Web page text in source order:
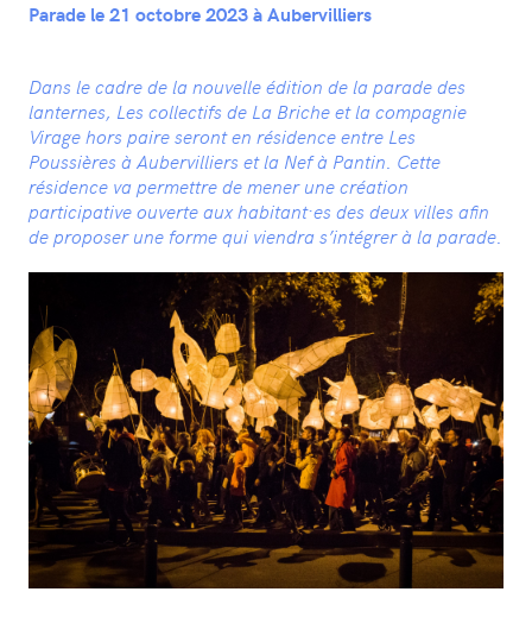
Parade le 21 octobre 2023 à Aubervilliers
Dans le cadre de la nouvelle édition de la parade des
lanternes, Les collectifs de La Briche et la compagnie
Virage hors paire seront en résidence entre Les
Poussières à Aubervilliers et la Nef à Pantin. Cette
résidence va permettre de mener une création
participative ouverte aux habitant·es des deux villes afin
de proposer une forme qui viendra s’intégrer à la parade.